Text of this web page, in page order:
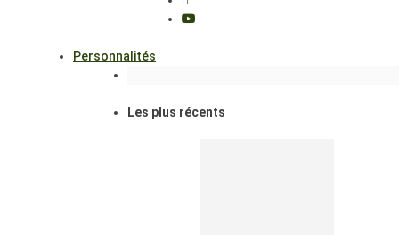
Personnalités
Les plus récents